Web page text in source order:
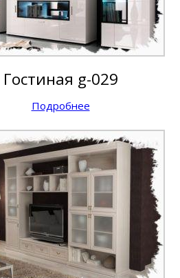
Гостиная g-029
Подробнее